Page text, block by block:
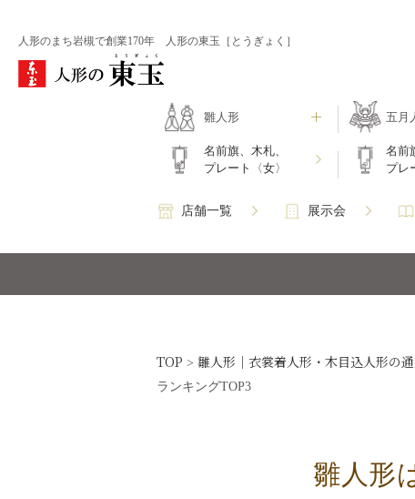
人形のまち岩槻で創業170年 人形の東玉［とうぎょく］
雛人形 五月
名前旗、木札、
プレート〈女〉
名前
プレ
店舗一覧 展示会
TOP > 雛人形｜衣裳着人形・木目込人形の
ランキングTOP3
雛人形